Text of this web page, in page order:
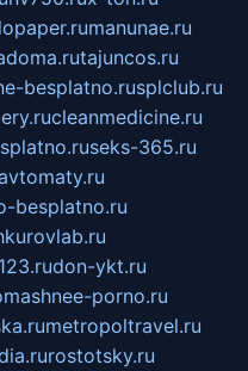
manunae.ru
tajuncos.ru
besplatno.rusplclub.ru
cleanmedicine.ru
seks-365.ru
besplatno.ru
don-ykt.ru
porno.ru
metropoltravel.ru
rostotsky.ru